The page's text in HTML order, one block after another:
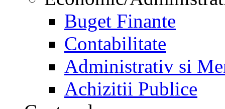
Buget Finante
Contabilitate
Administrativ si
Achizitii Publice